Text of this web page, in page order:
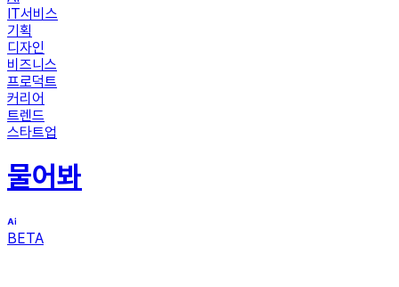
IT서비스
기획
디자인
비즈니스
프로덕트
커리어
트렌드
스타트업
물어봐
BETA